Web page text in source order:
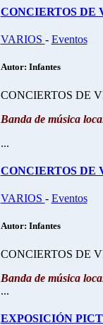
CONCIERTOS DE
VARIOS - Eventos
Autor: Infantes
CONCIERTOS DE
Banda de música
...
CONCIERTOS DE
VARIOS - Eventos
Autor: Infantes
CONCIERTOS DE
Banda de música
...
EXPOSICIÓN